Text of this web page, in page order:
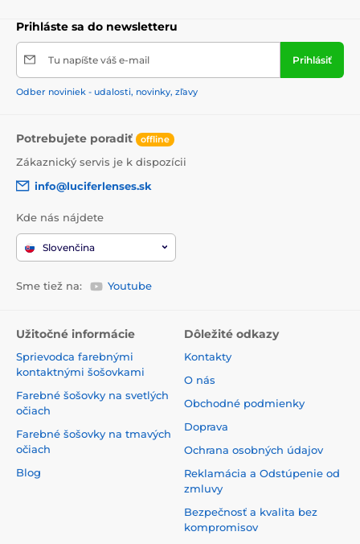
Prihláste sa do newsletteru
Tu napíšte váš e-mail Prihlásiť
Odber noviniek - udalosti, novinky, zľavy
Potrebujete poradiť offline
Zákaznický servis je k dispozícii
info@luciferlenses.sk
Kde nás nájdete
Slovenčina
Sme tiež na: Youtube
Užitočné informácie
Sprievodca farebnými
kontaktnými šošovkami
Farebné šošovky na svetlých
očiach
Farebné šošovky na tmavých
očiach
Blog
Dôležité odkazy
Kontakty
O nás
Obchodné podmienky
Doprava
Ochrana osobných údajov
Reklamácia a Odstúpenie od
zmluvy
Bezpečnosť a kvalita bez
kompromisov